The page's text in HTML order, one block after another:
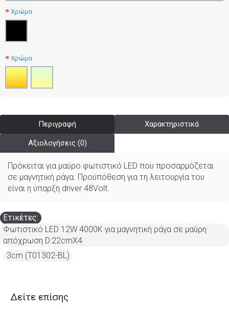
Χρώμα
Χρώμα
Περιγραφή Χαρακτηριστικά
Αξιολογήσεις (0)
Πρόκειται για μαύρο φωτιστικό LED που προσαρμόζεται
σε μαγνητική ράγα. Προϋπόθεση για τη λειτουργία του
είναι η ύπαρξη driver 48Volt.
Ετικέτες:
Φωτιστικό LED 12W 4000K για μαγνητική ράγα σε μαύρη
απόχρωση D:22cmX4
3cm (T01302-BL)
Δείτε επίσης